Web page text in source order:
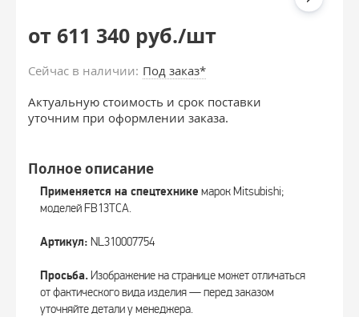
от 611 340 руб./шт
Сейчас в наличии: Под заказ*
Актуальную стоимость и срок поставки
уточним при оформлении заказа.
Полное описание
Применяется на спецтехнике марок Mitsubishi;
моделей FB13TCA.
Артикул: NL310007754
Просьба.Изображение на странице может отличаться
от фактического вида изделия — перед заказом
уточняйте детали у менеджера.